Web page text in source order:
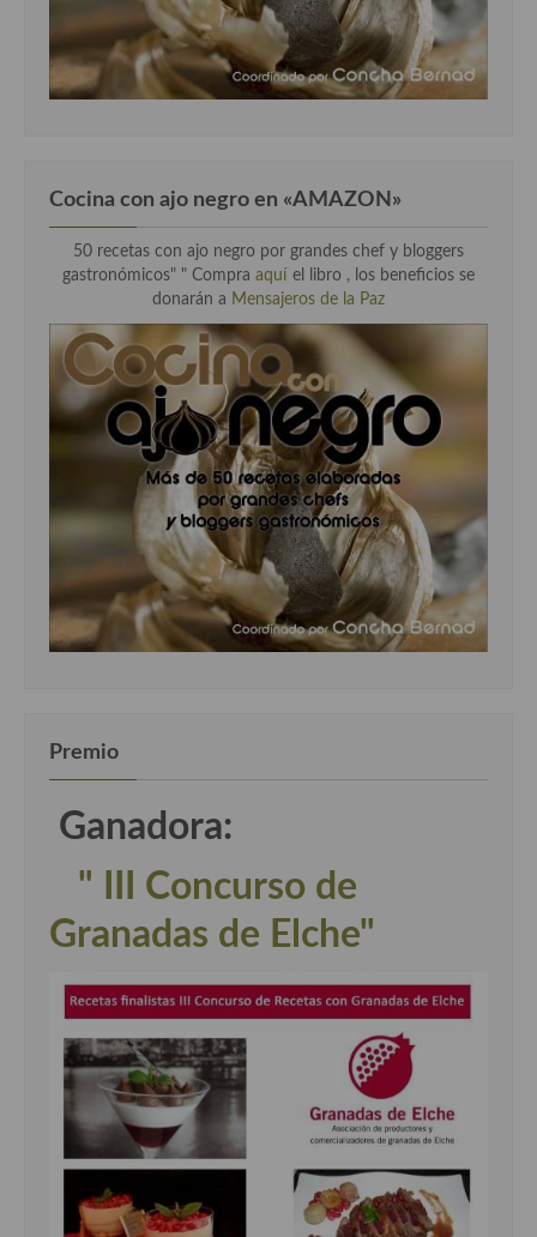
Cocina con ajo negro en «AMAZON»
50 recetas con ajo negro por grandes chef y bloggers
gastronómicos" " Compra aquí el libro , los beneficios se
donarán a Mensajeros de la Paz
Premio
Ganadora:
" III Concurso de
Granadas de Elche"